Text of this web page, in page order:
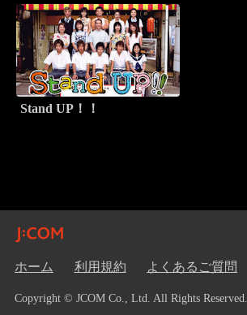
Stand UP！！
ホーム 利用規約 よくあるご質問
Copyright © JCOM Co., Ltd. All Rights Reserved.